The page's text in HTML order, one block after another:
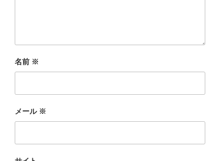
名前 ※
メール ※